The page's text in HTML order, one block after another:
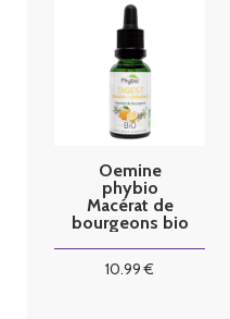
Oemine
phybio
Macérat de
bourgeons bio
10.99 €